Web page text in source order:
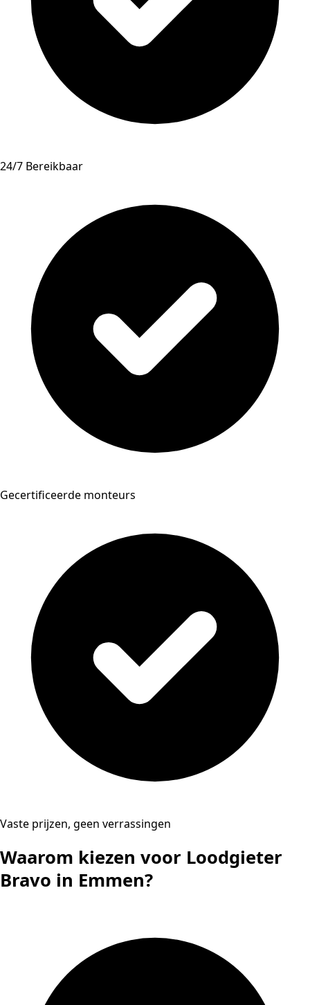
24/7 Bereikbaar
Gecertificeerde monteurs
Vaste prijzen, geen verrassingen
Waarom kiezen voor Loodgieter
Bravo in Emmen?